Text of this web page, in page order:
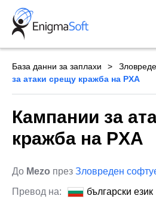
Skip
content
База данни за заплахи
за атаки срещу кражба на PXA
Кампании за
кражба на PXA
До Mezo през Зловреден
Превод на:
български език